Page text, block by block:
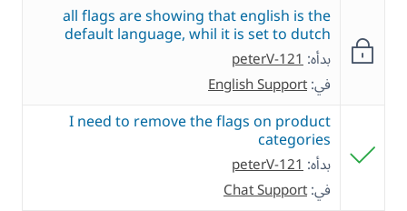
all flags are showing that english is the
default language, whil it is set to dutch
بدأه:peterV-121
في:English Support
I need to remove the flags on product
categories
بدأه:peterV-121
في:Chat Support